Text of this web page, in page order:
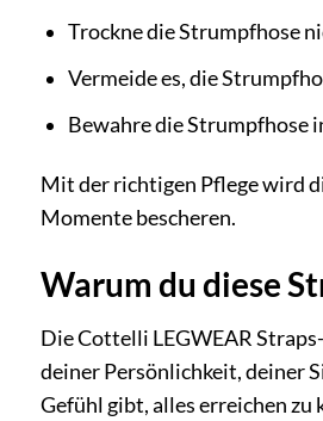
Trockne die Strumpfhose
Vermeide es, die
Bewahre die Strumpfhose
Mit der richtigen Pflege wird
Momente bescheren.
Warum du diese
Die Cottelli LEGWEAR
deiner Persönlichkeit, deiner
Gefühl gibt, alles erreichen zu